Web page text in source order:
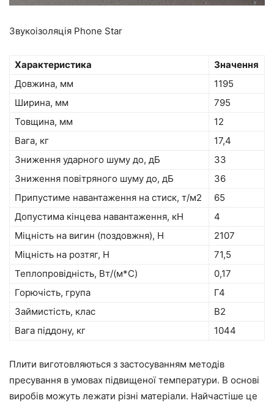
Звукоізоляція Phone Star
Характеристика
Значення
Довжина, мм
1195
Ширина, мм
795
Товщина, мм
12
Вага, кг
17,4
Зниження ударного шуму до, дБ
33
Зниження повітряного шуму до, дБ
36
Припустиме навантаження на стиск, т/м2
65
Допустима кінцева навантаження, кН
4
Міцність на вигин (поздовжня), Н
2107
Міцність на розтяг, Н
71,5
Теплопровідність, Вт/(м*С)
0,17
Горючість, група
Г4
Займистість, клас
В2
Вага піддону, кг
1044
Плити виготовляються з застосуванням методів
пресування в умовах підвищеної температури. В основі
виробів можуть лежати різні матеріали. Найчастіше це